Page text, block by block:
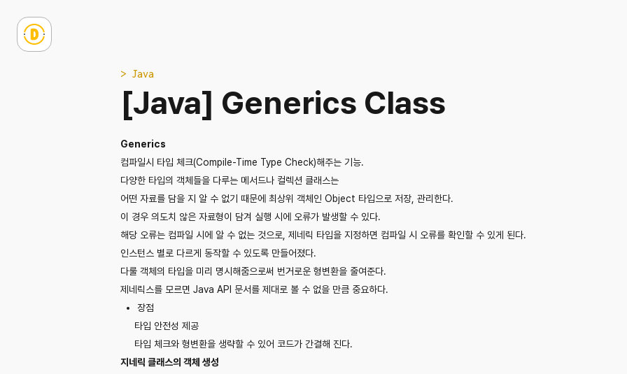
> Java
[Java] Generics Class
Generics
컴파일시 타입 체크(Compile-Time Type Check)해주는 기능.
다양한 타입의 객체들을 다루는 메서드나 컬렉션 클래스는
어떤 자료를 담을 지 알 수 없기 때문에 최상위 객체인 Object 타입으로 저장, 관리한다.
이 경우 의도치 않은 자료형이 담겨 실행 시에 오류가 발생할 수 있다.
해당 오류는 컴파일 시에 알 수 없는 것으로, 제네릭 타입을 지정하면 컴파일 시 오류를 확인할 수 있게 된다.
인스턴스 별로 다르게 동작할 수 있도록 만들어졌다.
다룰 객체의 타입을 미리 명시해줌으로써 번거로운 형변환을 줄여준다.
제네릭스를 모르면 Java API 문서를 제대로 볼 수 없을 만큼 중요하다.
장점
타입 안전성 제공
타입 체크와 형변환을 생략할 수 있어 코드가 간결해 진다.
지네릭 클래스의 객체 생성